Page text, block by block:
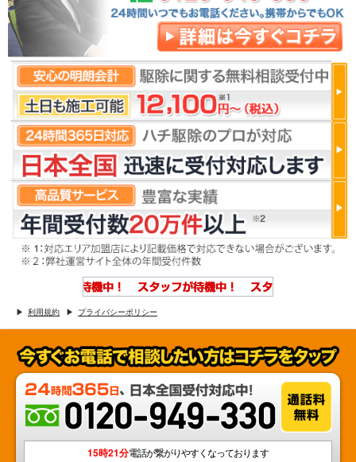
利用規約 プライバシーポリシー
15時21分電話が繋がりやすくなっております